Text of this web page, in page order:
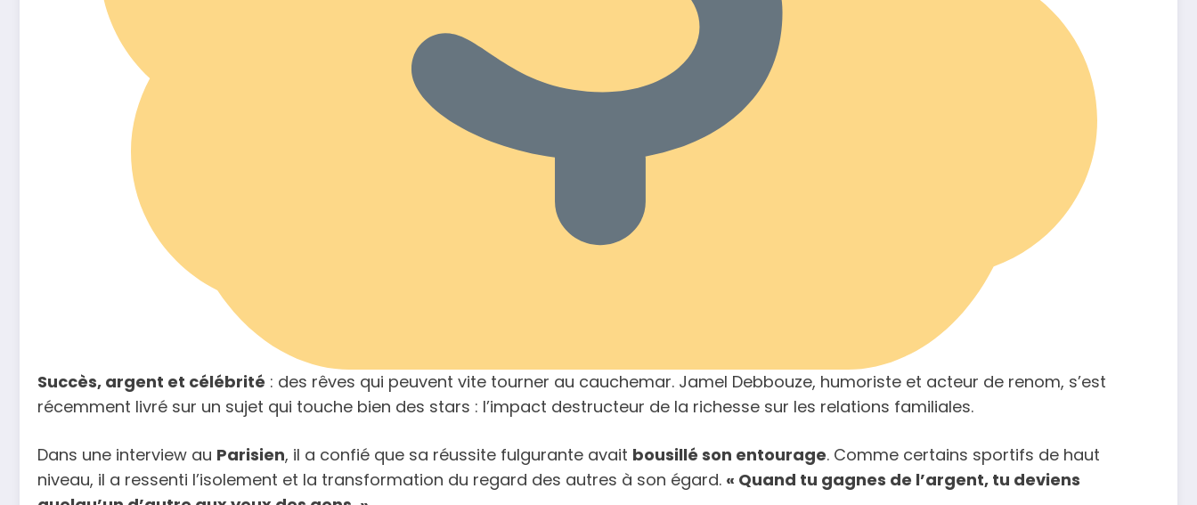
Succès, argent et célébrité : des rêves qui peuvent vite tourner au cauchemar. Jamel Debbouze, humoriste et acteur de renom, s’est
récemment livré sur un sujet qui touche bien des stars : l’impact destructeur de la richesse sur les relations familiales.
Dans une interview au Parisien, il a confié que sa réussite fulgurante avait bousillé son entourage. Comme certains sportifs de haut
niveau, il a ressenti l’isolement et la transformation du regard des autres à son égard. « Quand tu gagnes de l’argent, tu deviens